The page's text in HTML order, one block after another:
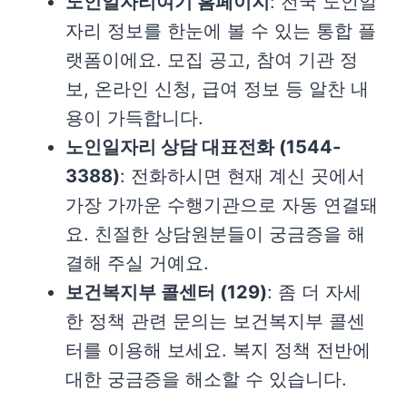
자리 정보를 한눈에 볼 수 있는 통합 플
랫폼이에요. 모집 공고, 참여 기관 정
보, 온라인 신청, 급여 정보 등 알찬 내
용이 가득합니다.
노인일자리 상담 대표전화 (1544-
3388): 전화하시면 현재 계신 곳에서
가장 가까운 수행기관으로 자동 연결돼
요. 친절한 상담원분들이 궁금증을 해
결해 주실 거예요.
보건복지부 콜센터 (129): 좀 더 자세
한 정책 관련 문의는 보건복지부 콜센
터를 이용해 보세요. 복지 정책 전반에
대한 궁금증을 해소할 수 있습니다.